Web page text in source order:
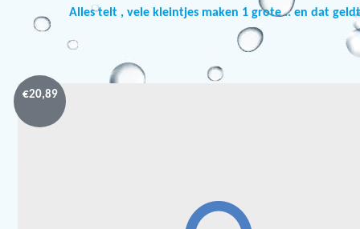
Alles telt , vele kleintjes maken 1 grote .. en dat
€20,89